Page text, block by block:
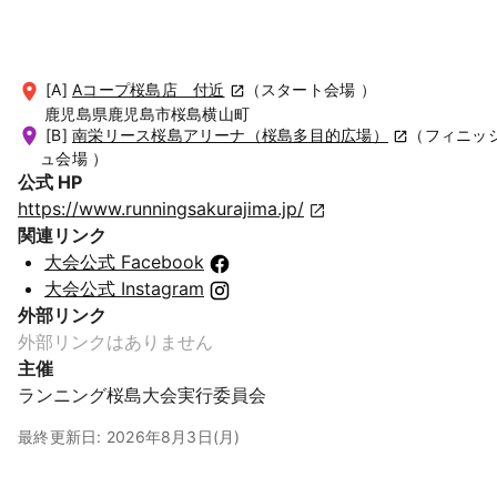
[A] Aコープ桜島店 付近
（スタート会場 ）
鹿児島県鹿児島市桜島横山町
[B] 南栄リース桜島アリーナ（桜島多目的広場）
（フィニッ
ュ会場 ）
公式 HP
https://www.runningsakurajima.jp/
関連リンク
大会公式 Facebook
大会公式 Instagram
外部リンク
外部リンクはありません
主催
ランニング桜島大会実行委員会
最終更新日: 2026年8月3日(月)